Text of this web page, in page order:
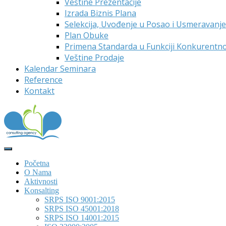
Izrada Biznis Plana
Selekcija, Uvođenje u Posao i
Plan Obuke
Primena Standarda u Funkciji
Veštine Prodaje
Kalendar Seminara
Reference
Kontakt
Početna
O Nama
Aktivnosti
Konsalting
SRPS ISO 9001:2015
SRPS ISO 45001:2018
SRPS ISO 14001:2015